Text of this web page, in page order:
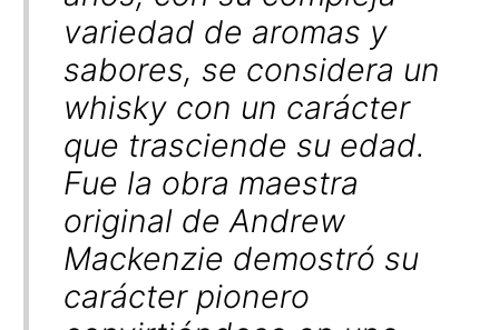
variedad de aromas y
sabores, se considera un
whisky con un carácter
que trasciende su edad.
Fue la obra maestra
original de Andrew
Mackenzie demostró su
carácter pionero